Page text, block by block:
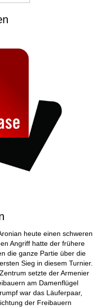
heute einen schweren
Angriff hatte der frühere
die ganze Partie über die
Sieg in diesem Turnier.
setzte der Armenier
am Damenflügel
war das Läuferpaar,
der Freibauern